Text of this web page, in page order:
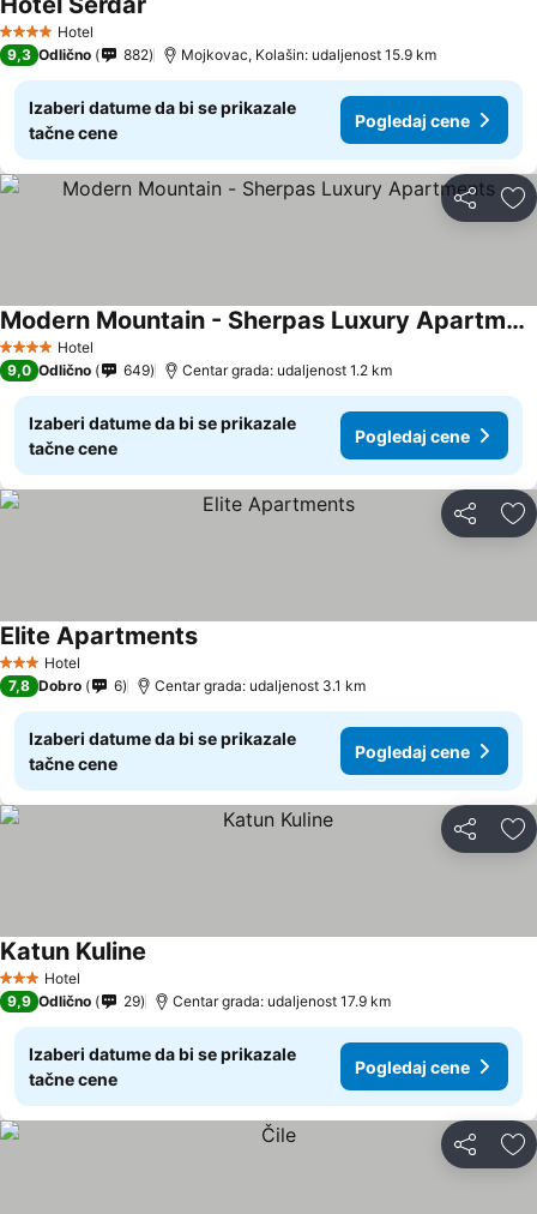
4 ZvezdiceHotel
9,3 Odlično 882 Mojkovac, Kolašin: udaljenost 15.9 km
Izaberi datume da bi se prikazale
tačne cene
Pogledaj cene
Deli
4 ZvezdiceHotel
Modern Mountain - Sherpas Luxury Apartments
9,0 Odlično 649 Centar grada: udaljenost 1.2 km
Izaberi datume da bi se prikazale
tačne cene
Pogledaj cene
Deli
3 Zvezdice
Hotel
Elite Apartments
7,8 Dobro 6 Centar grada: udaljenost 3.1 km
Izaberi datume da bi se prikazale
tačne cene
Pogledaj cene
Deli
3 Zvezdice
Hotel
Katun Kuline
9,9 Odlično 29 Centar grada: udaljenost 17.9 km
Izaberi datume da bi se prikazale
tačne cene
Pogledaj cene
Deli